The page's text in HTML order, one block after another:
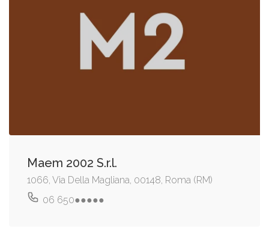
Maem 2002 S.r.l.
1066, Via Della Magliana, 00148, Roma (RM)
06 650●●●●●